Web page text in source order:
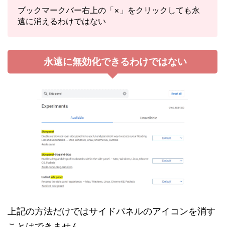
ブックマークバー右上の「×」をクリックしても永
遠に消えるわけではない
永遠に無効化できるわけではない
上記の方法だけではサイドパネルのアイコンを消す